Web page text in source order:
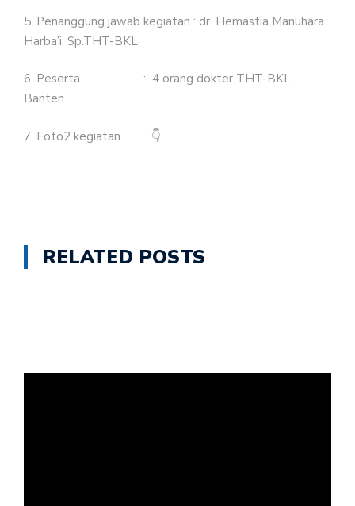
5. Penanggung jawab kegiatan : dr. Hemastia Manuhara
Harba’i, Sp.THT-BKL
6. Peserta : 4 orang dokter THT-BKL
Banten
7. Foto2 kegiatan : 👇
RELATED POSTS